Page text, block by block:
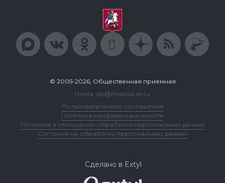
© 2005-2026, Общественная приемная
Почта: op@moscow.er.ru
Пользовательское соглашение
Политика конфиденциальности
Политика в отношении обработки персональных данных
Согласие на обработку персональных данных
Сделано в Extyl